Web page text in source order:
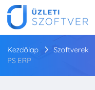
Kezdőlap Szoftverek
PS ERP